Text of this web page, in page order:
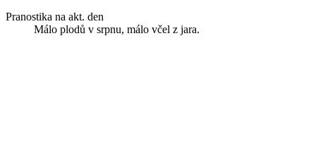
Pranostika na akt. den
Málo plodů v srpnu, málo včel z jara.